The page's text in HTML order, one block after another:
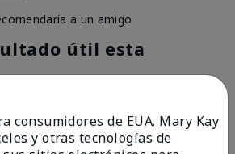
a un amigo
útil esta
consumidores de EUA. Mary Kay
y otras tecnologías de